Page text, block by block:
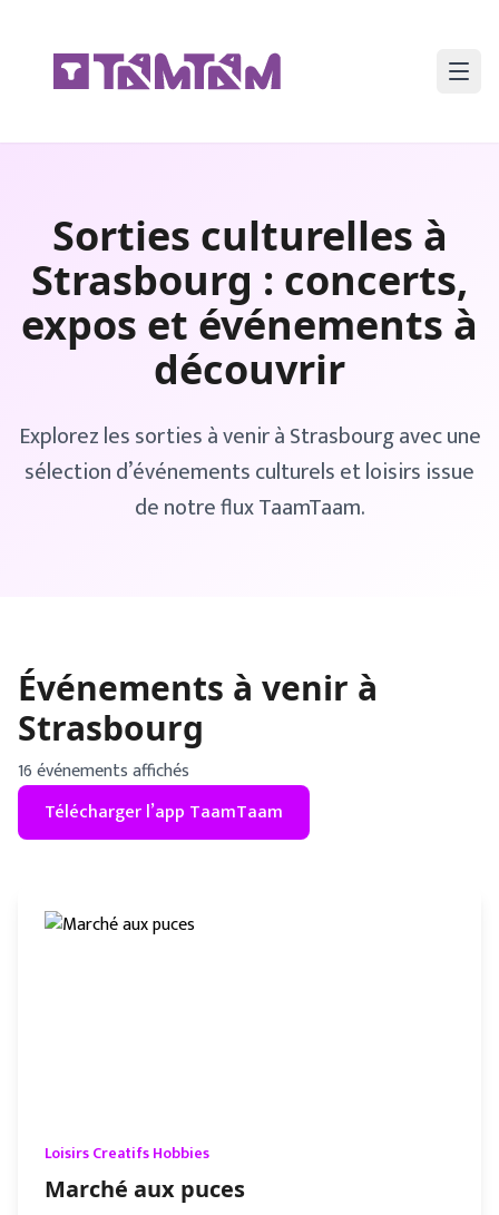
Sorties culturelles à
Strasbourg : concerts,
expos et événements à
découvrir
Explorez les sorties à venir àStrasbourgavec une
sélection d’événements culturels et loisirs issue
de notre flux TaamTaam.
Événements à venir à
Strasbourg
16événementsaffichés
Télécharger l’app TaamTaam
Loisirs Creatifs Hobbies
Marché aux puces